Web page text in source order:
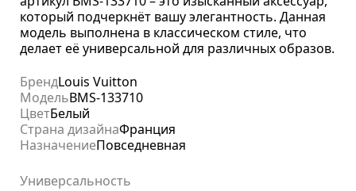
который подчеркнёт вашу элегантность. Данная
модель выполнена в классическом стиле, что
делает её универсальной для различных образов.
БрендLouis Vuitton
МодельBMS-133710
ЦветБелый
Страна дизайнаФранция
НазначениеПовседневная
Универсальность